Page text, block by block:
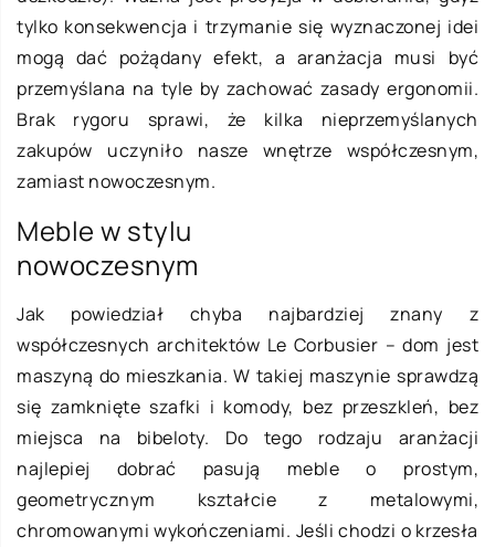
tylko konsekwencja i trzymanie się wyznaczonej idei
mogą dać pożądany efekt, a aranżacja musi być
przemyślana na tyle by zachować zasady ergonomii.
Brak rygoru sprawi, że kilka nieprzemyślanych
zakupów uczyniło nasze wnętrze współczesnym,
zamiast nowoczesnym.
Meble w stylu
nowoczesnym
Jak powiedział chyba najbardziej znany z
współczesnych architektów Le Corbusier – dom jest
maszyną do mieszkania. W takiej maszynie sprawdzą
się zamknięte szafki i komody, bez przeszkleń, bez
miejsca na bibeloty. Do tego rodzaju aranżacji
najlepiej dobrać pasują meble o prostym,
geometrycznym kształcie z metalowymi,
chromowanymi wykończeniami. Jeśli chodzi o krzesła